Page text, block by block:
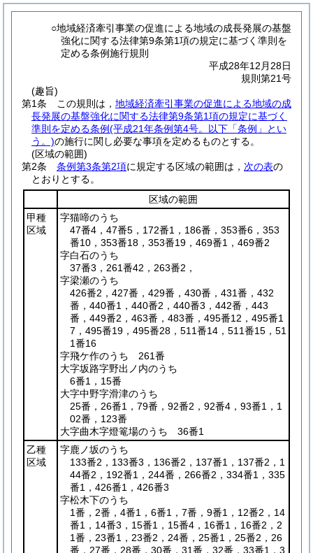
○地域経済牽引事業の促進による地域の成長発展の基盤
強化に関する法律第9条第1項の規定に基づく準則を
定める条例施行規則
平成28年12月28日
規則第21号
(趣旨)
第1条
この規則は， 地域経済牽引事業の促進による地域の成
長発展の基盤強化に関する法律第9条第1項の規定に基づく
準則を定める条例(平成21年条例第4号。以下「条例」とい
う。)の施行に関し必要な事項を定めるものとする。
(区域の範囲)
第2条
条例第3条第2項に規定する区域の範囲は， 次の表の
とおりとする。
区域の範囲
甲種
区域
字猫啼のうち
47番4，47番5，172番1，186番，353番6，353
番10，353番18，353番19，469番1，469番2
字白石のうち
37番3，261番42，263番2，
字梁瀬のうち
426番2，427番，429番，430番，431番，432
番，440番1，440番2，440番3，442番，443
番，449番2，463番，483番，495番12，495番1
7，495番19，495番28，511番14，511番15，51
1番16
字飛ケ作のうち 261番
大字坂路字野出ノ内のうち
6番1，15番
大字中野字滑津のうち
25番，26番1，79番，92番2，92番4，93番1，1
02番，123番
大字曲木字燈篭場のうち 36番1
乙種
区域
字鹿ノ坂のうち
133番2，133番3，136番2，137番1，137番2，1
44番2，192番1，244番，266番2，334番1，335
番1，426番1，426番3
字松木下のうち
1番，2番，4番1，6番1，7番，9番1，12番2，14
番1，14番3，15番1，15番4，16番1，16番2，2
1番，23番1，23番2，24番，25番1，25番2，26
番，27番，28番，30番，31番，32番，33番1，3